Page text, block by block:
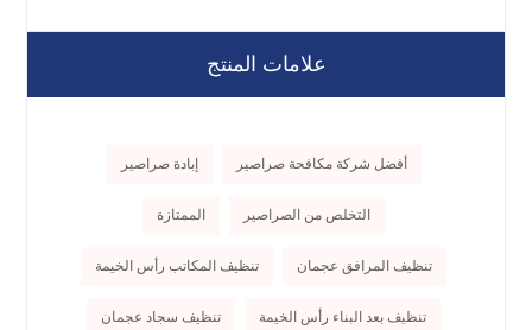
علامات المنتج
أفضل شركة مكافحة صراصير إبادة صراصير
التخلص من الصراصير الممتازة
تنظيف المرافق عجمان تنظيف المكاتب رأس الخيمة
تنظيف بعد البناء رأس الخيمة تنظيف سجاد عجمان